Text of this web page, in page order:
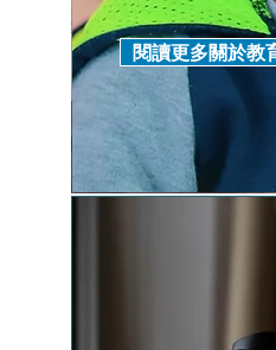
閱讀更多關於教